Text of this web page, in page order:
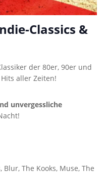
Classics &
der 80er, 90er und
aller Zeiten!
unvergessliche
The Kooks, Muse, The